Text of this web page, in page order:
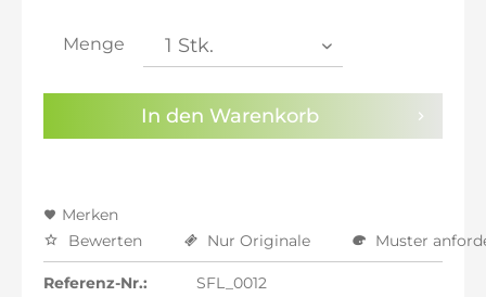
Menge
In den Warenkorb
Merken
Bewerten
Nur Originale Muster
Referenz-Nr.:
SFL_0012